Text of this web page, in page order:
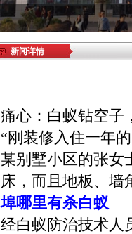
新闻详情
痛心：白蚁钻空子
“刚装修入住一年
某别墅小区的张女
床，而且地板、
埠哪里有杀白蚁
经白蚁防治技术人